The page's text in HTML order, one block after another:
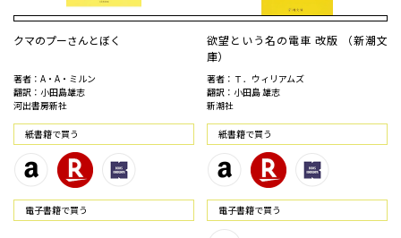
クマのプーさんとぼく
著者：A・A・ミルン
翻訳：小田島雄志
河出書房新社
紙書籍で買う
電⼦書籍で買う
欲望という名の電車 改版 （新潮文
庫）
著者：Ｔ．ウィリアムズ
翻訳：小田島 雄志
新潮社
紙書籍で買う
電⼦書籍で買う